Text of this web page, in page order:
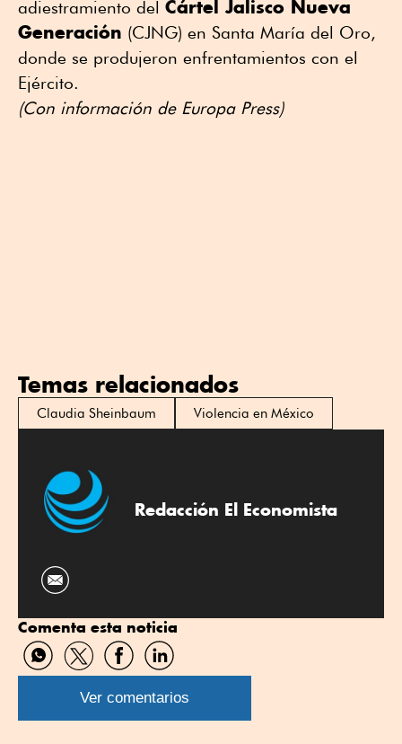
adiestramiento del Cártel Jalisco Nueva
Generación (CJNG) en Santa María del Oro,
donde se produjeron enfrentamientos con el
Ejército.
(Con información de Europa Press)
Temas relacionados
Claudia Sheinbaum Violencia en México
Redacción El Economista
Comenta esta noticia
Compartir
por
WhatsApp
Compartir
por
Twitter
Compartir
por
Facebook
Compartir
por
Linkedin
Ver comentarios